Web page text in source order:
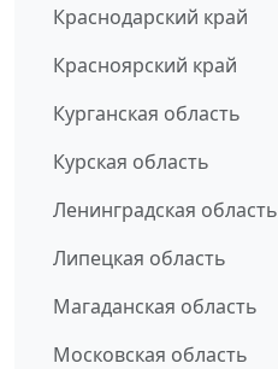
Краснодарский край
Красноярский край
Курганская область
Курская область
Ленинградская область
Липецкая область
Магаданская область
Московская область